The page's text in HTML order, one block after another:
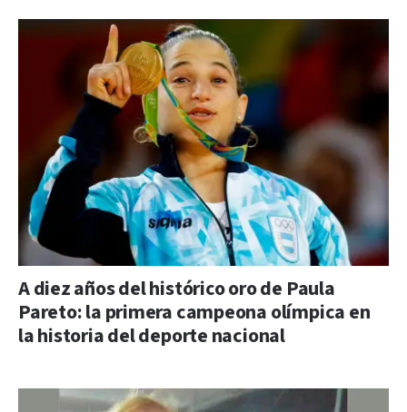
A diez años del histórico oro de Paula
Pareto: la primera campeona olímpica en
la historia del deporte nacional